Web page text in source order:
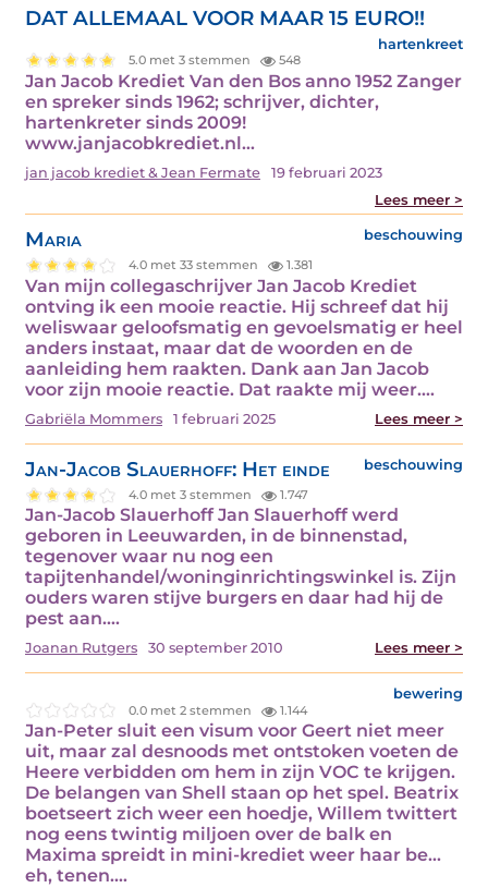
DAT ALLEMAAL VOOR MAAR 15 EURO!!
hartenkreet
5.0 met 3 stemmen 548
Jan Jacob Krediet Van den Bos anno 1952 Zanger
en spreker sinds 1962; schrijver, dichter,
hartenkreter sinds 2009!
www.janjacobkrediet.nl…
jan jacob krediet & Jean Fermate
19 februari 2023
Lees meer >
Maria beschouwing
4.0 met 33 stemmen 1.381
Van mijn collegaschrijver Jan Jacob Krediet
ontving ik een mooie reactie. Hij schreef dat hij
weliswaar geloofsmatig en gevoelsmatig er heel
anders instaat, maar dat de woorden en de
aanleiding hem raakten. Dank aan Jan Jacob
voor zijn mooie reactie. Dat raakte mij weer.…
Gabriëla Mommers 1 februari 2025 Lees meer >
Jan-Jacob Slauerhoff: Het einde beschouwing
4.0 met 3 stemmen 1.747
Jan-Jacob Slauerhoff Jan Slauerhoff werd
geboren in Leeuwarden, in de binnenstad,
tegenover waar nu nog een
tapijtenhandel/woninginrichtingswinkel is. Zijn
ouders waren stijve burgers en daar had hij de
pest aan.…
Joanan Rutgers 30 september 2010 Lees meer >
bewering
0.0 met 2 stemmen 1.144
Jan-Peter sluit een visum voor Geert niet meer
uit, maar zal desnoods met ontstoken voeten de
Heere verbidden om hem in zijn VOC te krijgen.
De belangen van Shell staan op het spel. Beatrix
boetseert zich weer een hoedje, Willem twittert
nog eens twintig miljoen over de balk en
Maxima spreidt in mini-krediet weer haar be...
eh, tenen.…